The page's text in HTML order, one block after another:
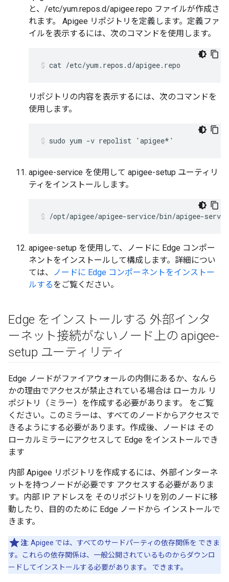
と、/etc/yum.repos.d/apigee.repo ファイルが作成さ
れます。 Apigee リポジトリを定義します。定義ファ
イルを表示するには、次のコマンドを使用します。
cat /etc/yum.repos.d/apigee.repo
リポジトリの内容を表示するには、次のコマンドを
使用します。
sudo yum -v repolist 'apigee*'
apigee-service を使用して apigee-setup ユーティリ
ティをインストールします。
/opt/apigee/apigee-service/bin/apigee-
apigee-setup を使用して、ノードに Edge コンポー
ネントをインストールして構成します。詳細につい
ては、
ノードに Edge コンポーネントをインストー
ルするをご覧ください。
Edge をインストールする 外部インタ
ーネット接続がないノード上の apigee-
setup ユーティリティ
Edge ノードがファイアウォールの内側にあるか、なんら
かの理由でアクセスが禁止されている場合は ローカル リ
ポジトリ（ミラー）を作成する必要があります。 をご覧
ください。このミラーは、すべてのノードからアクセスで
きるようにする必要があります。作成後、ノードは その
ローカルミラーにアクセスして Edge をインストールでき
ます
内部 Apigee リポジトリを作成するには、外部インターネ
ットを持つノードが必要です アクセスする必要がありま
す。内部 IP アドレスを そのリポジトリを別のノードに移
動したり、目的のために Edge ノードから インストールで
きます。
注: Apigee では、すべてのサードパーティの依存関係を できま
す。これらの依存関係は、一般公開されているものからダウンロ
ードしてインストールする必要があります。 できます。